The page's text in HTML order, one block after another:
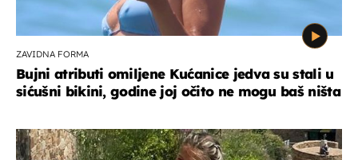
ZAVIDNA FORMA
Bujni atributi omiljene Kućanice jedva su stali u
sićušni bikini, godine joj očito ne mogu baš ništa